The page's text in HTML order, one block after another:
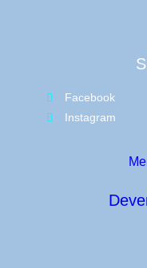
Facebook
Instagram